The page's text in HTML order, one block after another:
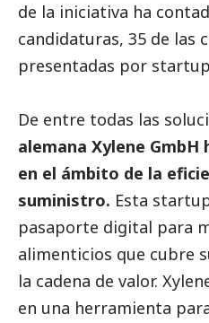
de la iniciativa ha
candidaturas, 35 de las
presentadas por
De entre todas las
alemana Xylene GmbH
en el ámbito de la
suministro. Esta
pasaporte digital para
alimenticios que cubre
la cadena de valor.
en una herramienta